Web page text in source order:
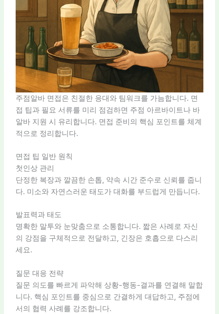
주점알바 면접은 친절한 응대와 팀워크를 가늠합니다. 면
접 팁과 필요 서류를 미리 점검하면 주점 아르바이트나 바
알바 지원 시 유리합니다. 면접 준비의 핵심 포인트를 체계
적으로 정리합니다.
면접 팁 일반 원칙
첫인상 관리
단정한 복장과 깔끔한 손톱, 약속 시간 준수로 신뢰를 줍니
다. 미소와 자연스러운 태도가 대화를 부드럽게 만듭니다.
발표력과 태도
명확한 말투와 눈맞춤으로 소통합니다. 짧은 사례로 자신
의 강점을 구체적으로 전달하고, 긴장은 호흡으로 다스리
세요.
질문 대응 전략
질문 의도를 빠르게 파악해 상황-행동-결과를 연결해 말합
니다. 핵심 포인트를 중심으로 간결하게 대답하고, 주점에
서의 협력 사례를 강조합니다.